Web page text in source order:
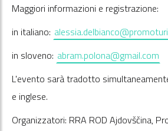
Maggiori informazioni e registrazione:
in italiano:
in sloveno: abram.polona@gmail.com
L'evento sarà tradotto
e inglese.
Organizzatori: RRA ROD Ajdovščina,